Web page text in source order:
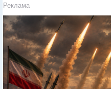
Реклама